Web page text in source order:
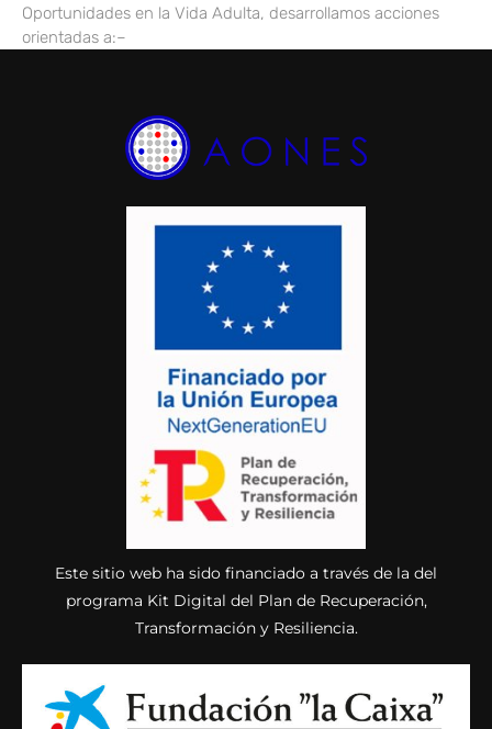
Oportunidades en la Vida Adulta, desarrollamos acciones
orientadas a:–
Este sitio web ha sido financiado a través de la del
programa Kit Digital del Plan de Recuperación,
Transformación y Resiliencia.